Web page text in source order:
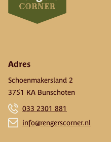
Adres
Schoenmakersland 2
3751 KA Bunschoten
033 2301 881
info@rengerscorner.nl